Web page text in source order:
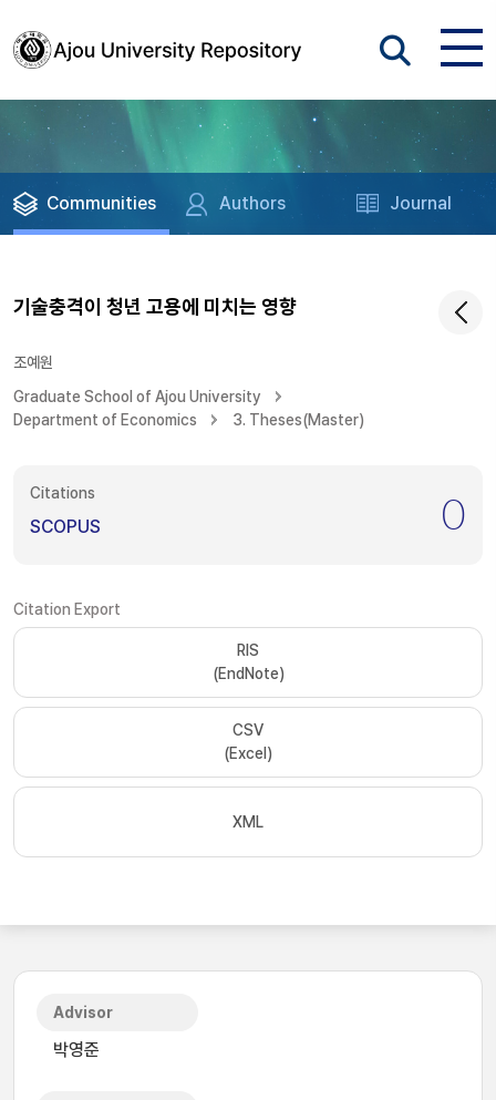
Communities Authors Journal
기술충격이 청년 고용에 미치는 영향
조예원
Graduate School of Ajou University
Department of Economics
3. Theses(Master)
Citations
SCOPUS 0
Citation Export
RIS
(EndNote)
CSV
(Excel)
XML
Advisor
박영준